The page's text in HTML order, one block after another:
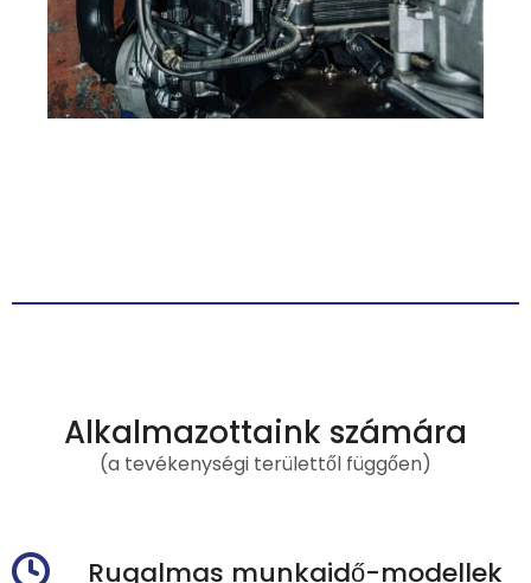
Alkalmazottaink számára
(a tevékenységi területtől függően)
Rugalmas munkaidő-modellek